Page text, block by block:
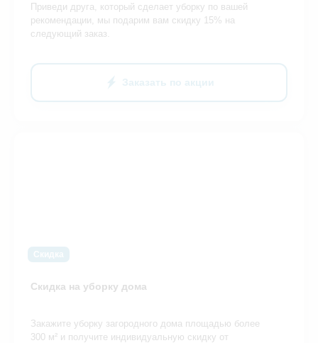
Приведи друга, который сделает уборку по вашей
рекомендации, мы подарим вам скидку 15% на
следующий заказ.
Заказать по акции
Скидка
Скидка на уборку дома
Закажите уборку загородного дома площадью более
300 м² и получите индивидуальную скидку от